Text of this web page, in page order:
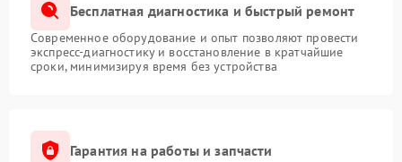
Бесплатная диагностика и быстрый ремонт
Современное оборудование и опыт позволяют провести
экспресс-диагностику и восстановление в кратчайшие
сроки, минимизируя время без устройства
Гарантия на работы и запчасти